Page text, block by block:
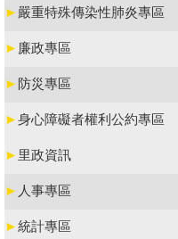
► 嚴重特殊傳染性肺炎專區
► 廉政專區
► 防災專區
►身心障礙者權利公約專區
► 里政資訊
► 人事專區
►統計專區